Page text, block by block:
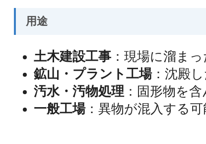
用途
土木建設工事 ：現場に溜ま
鉱山・プラント工場：沈殿
汚水・汚物処理 ：固形物を
一般工場：異物が混入する